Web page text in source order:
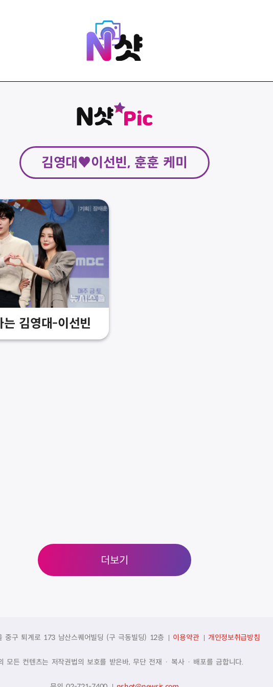
김영대♥이선빈, 훈훈 케미
는 김영대-이선빈
더보기
중구 퇴계로 173 남산스퀘어빌딩 (구 극동빌딩) 12층 이용약관 개인정보취급방침
모든 컨텐츠는 저작권법의 보호를 받은바, 무단 전재 · 복사 · 배포를 금합니다.